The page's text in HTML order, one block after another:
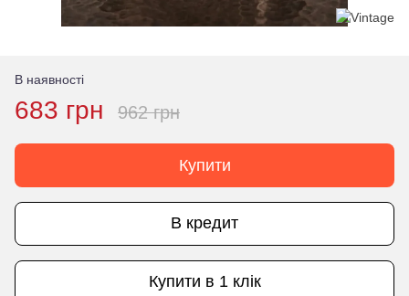
В наявності
683 грн 962 грн
Купити
В кредит
Купити в 1 клік